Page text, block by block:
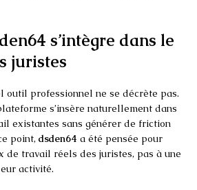
s’intègre dans le
juristes
outil professionnel ne se décrète pas.
s’insère naturellement dans
existantes sans générer de friction
point, dsden64 a été pensée pour
de travail réels des juristes, pas à une
activité.